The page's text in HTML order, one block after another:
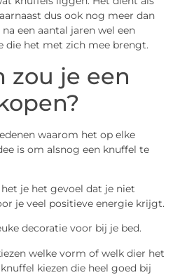
dus ook nog meer dan
een aantal jaren wel een
die het met zich mee brengt.
zou je een
waarom het op elke
is om alsnog een knuffel te
je het gevoel dat je niet
je veel positieve energie krijgt.
decoratie voor bij je bed.
welke vorm of welk dier het
kiezen die heel goed bij